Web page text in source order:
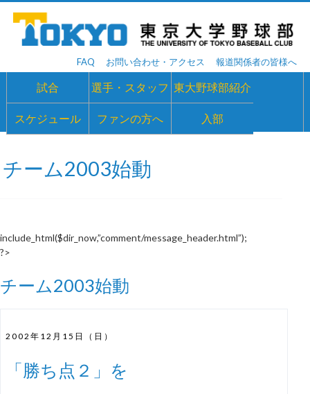
FAQ お問い合わせ・アクセス 報道関係者の皆様へ
試合 選手・スタッフ 東大野球部紹介
スケジュール ファンの方へ 入部
チーム2003始動
include_html($dir_now,”comment/message_header.html”);
?>
チーム2003始動
2002年12月15日（日）
「勝ち点２」を